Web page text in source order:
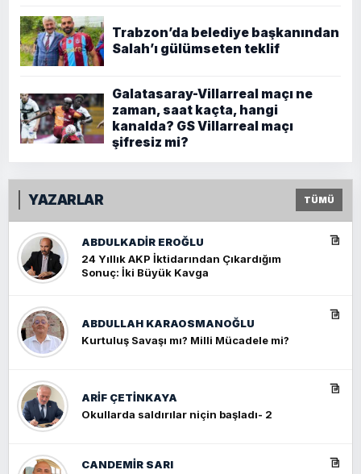
Trabzon’da belediye başkanından
Salah’ı gülümseten teklif
Galatasaray-Villarreal maçı ne
zaman, saat kaçta, hangi
kanalda? GS Villarreal maçı
şifresiz mi?
YAZARLAR TÜMÜ
ABDULKADIR EROĞLU
24 Yıllık AKP İktidarından Çıkardığım
Sonuç: İki Büyük Kavga
ABDULLAH KARAOSMANOĞLU
Kurtuluş Savaşı mı? Milli Mücadele mi?
ARIF ÇETİNKAYA
Okullarda saldırılar niçin başladı- 2
CANDEMIR SARI